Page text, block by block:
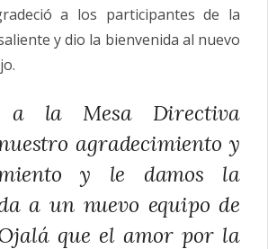
a los participantes de la
y dio la bienvenida al nuevo
a la Mesa Directiva
agradecimiento y
y le damos la
a un nuevo equipo de
que el amor por la